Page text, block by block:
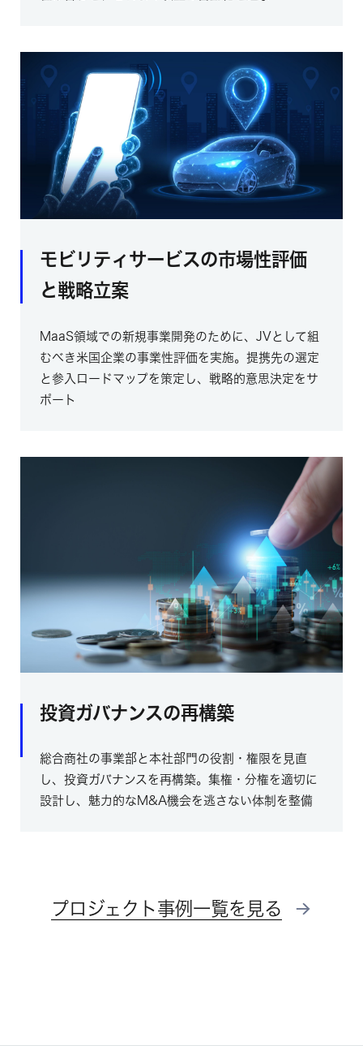
モビリティサービスの市場性評価
と戦略立案
MaaS領域での新規事業開発のために、JVとして組
むべき米国企業の事業性評価を実施。提携先の選定
と参入ロードマップを策定し、戦略的意思決定をサ
ポート
投資ガバナンスの再構築
総合商社の事業部と本社部門の役割・権限を見直
し、投資ガバナンスを再構築。集権・分権を適切に
設計し、魅力的なM&A機会を逃さない体制を整備
プロジェクト事例一覧を見る